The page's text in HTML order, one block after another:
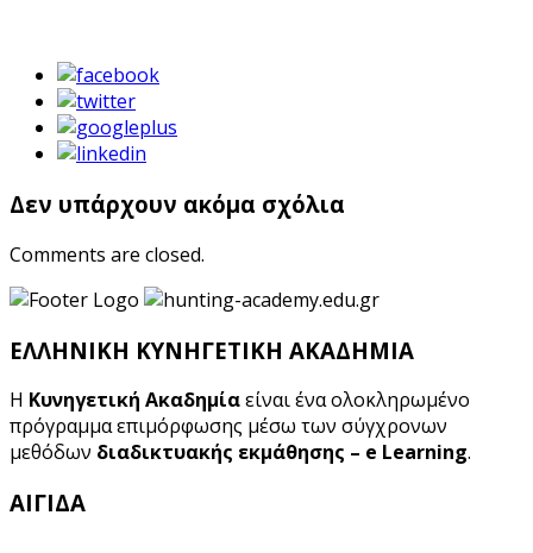
Δεν υπάρχουν ακόμα σχόλια
Comments are closed.
ΕΛΛΗΝΙΚΗ ΚΥΝΗΓΕΤΙΚΗ ΑΚΑΔΗΜΙΑ
Η Κυνηγετική Ακαδημίαείναι ένα ολοκληρωμένο
πρόγραμμα επιμόρφωσης μέσω των σύγχρονων
μεθόδων διαδικτυακής εκμάθησης – e Learning.
ΑΙΓΙΔΑ